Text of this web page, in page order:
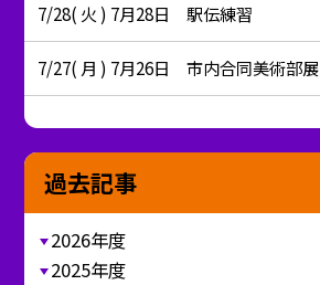
7/28( 火 ) 7月28日 駅伝練習
7/27( 月 ) 7月26日 市内合同美術部展
過去記事
2026年度
2025年度